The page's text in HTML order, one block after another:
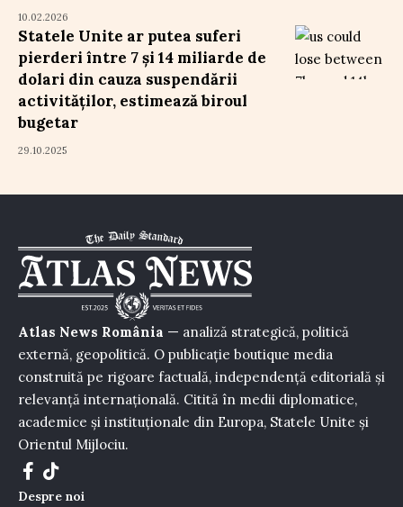
10.02.2026
Statele Unite ar putea suferi
pierderi între 7 și 14 miliarde de
dolari din cauza suspendării
activităților, estimează biroul
bugetar
29.10.2025
Atlas News România — analiză strategică, politică
externă, geopolitică. O publicație boutique media
construită pe rigoare factuală, independență editorială și
relevanță internațională. Citită în medii diplomatice,
academice și instituționale din Europa, Statele Unite și
Orientul Mijlociu.
Despre noi